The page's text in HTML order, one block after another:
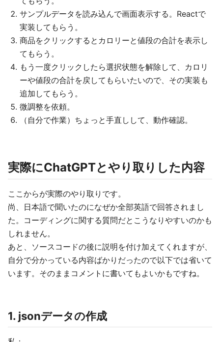
サンプルデータを読み込んで画面表示する。Reactで
実装してもらう。
商品をクリックするとカロリーと値段の合計を表示し
てもらう。
もう一度クリックしたら選択状態を解除して、カロリ
ーや値段の合計を戻してもらいたいので、その実装も
追加してもらう。
微調整を依頼。
（自分で作業）ちょっと手直しして、動作確認。
実際にChatGPTとやり取りした内容
ここからが実際のやり取りです。
尚、日本語で聞いたのになぜか全部英語で回答されまし
た。コーディングに関する質問だとこうなりやすいのかも
しれません。
あと、ソースコードの後に説明を付け加えてくれますが、
自分で分かっている内容ばかりだったので以下では省いて
います。そのままコメントに書いてもよいかもですね。
1. jsonデータの作成